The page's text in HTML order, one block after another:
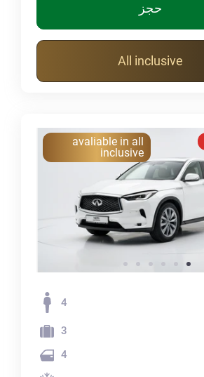
حجز
All inclusive
avaliable in all
inclusive
4
3
4